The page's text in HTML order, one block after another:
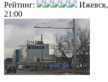
Рейтинг: Ижевск,
21:00